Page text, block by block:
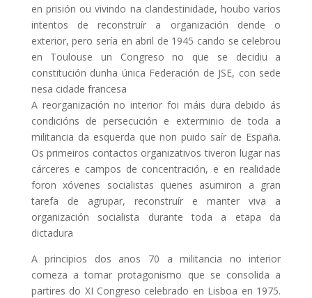
en prisión ou vivindo na clandestinidade, houbo varios
intentos de reconstruír a organización dende o
exterior, pero sería en abril de 1945 cando se celebrou
en Toulouse un Congreso no que se decidiu a
constitución dunha única Federación de JSE, con sede
nesa cidade francesa
A reorganización no interior foi máis dura debido ás
condicións de persecución e exterminio de toda a
militancia da esquerda que non puido saír de España.
Os primeiros contactos organizativos tiveron lugar nas
cárceres e campos de concentración, e en realidade
foron xóvenes socialistas quenes asumiron a gran
tarefa de agrupar, reconstruír e manter viva a
organización socialista durante toda a etapa da
dictadura
A principios dos anos 70 a militancia no interior
comeza a tomar protagonismo que se consolida a
partires do XI Congreso celebrado en Lisboa en 1975.